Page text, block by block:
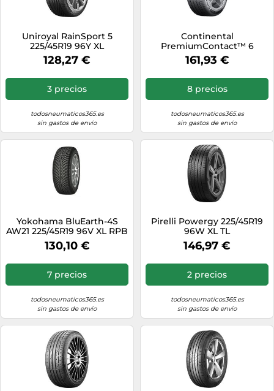
Uniroyal RainSport 5
225/45R19 96Y XL
128,27 €
3 precios
todosneumaticos365.es
sin gastos de envío
Continental
PremiumContact™ 6
225/45R19 96W XL FR EVC
161,93 €
8 precios
todosneumaticos365.es
sin gastos de envío
Yokohama BluEarth-4S
AW21 225/45R19 96V XL RPB
3PMSF
130,10 €
7 precios
todosneumaticos365.es
sin gastos de envío
Pirelli Powergy 225/45R19
96W XL TL
146,97 €
2 precios
todosneumaticos365.es
sin gastos de envío